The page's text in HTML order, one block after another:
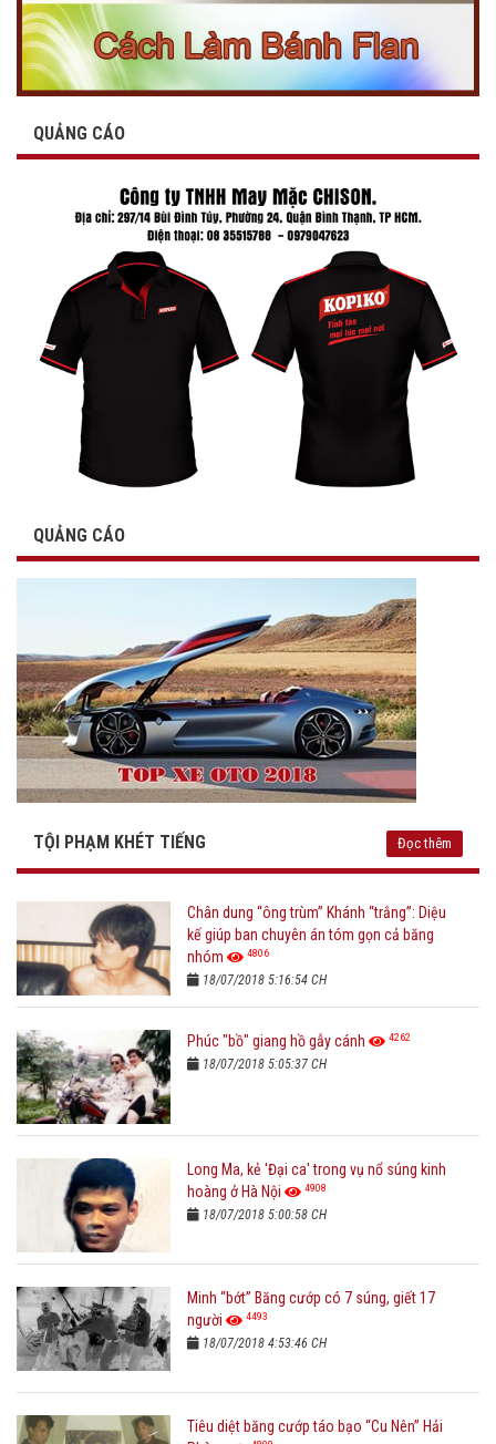
QUẢNG CÁO
QUẢNG CÁO
TỘI PHẠM KHÉT TIẾNG Đọc thêm
Chân dung “ông trùm” Khánh “trắng”: Diệu
kế giúp ban chuyên án tóm gọn cả băng
nhóm
4806
18/07/2018 5:16:54 CH
Phúc "bồ" giang hồ gẫy cánh 4262
18/07/2018 5:05:37 CH
Long Ma, kẻ 'Đại ca' trong vụ nổ súng kinh
hoàng ở Hà Nội
4908
18/07/2018 5:00:58 CH
Minh “bớt” Băng cướp có 7 súng, giết 17
người
4493
18/07/2018 4:53:46 CH
Tiêu diệt băng cướp táo bạo “Cu Nên” Hải